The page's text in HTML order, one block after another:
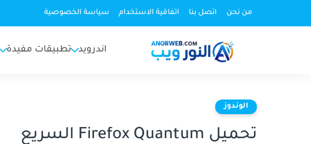
من نحن اتصل بنا اتفاقية الاستخدام سياسة الخصوصية
اندرويد تطبيقات مفيدة
الوندوز
تحميل Firefox Quantum السريع